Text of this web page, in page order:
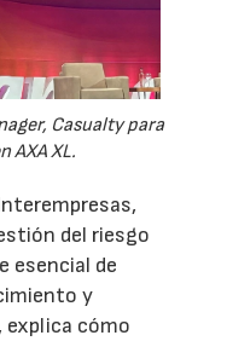
Casualty para
AXA XL.
del riesgo
esencial de
y
cómo